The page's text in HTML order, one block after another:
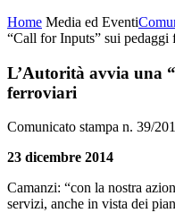
Home Media ed Eventi
“Call for Inputs” sui pedaggi
L’Autorità avvia una
ferroviari
Comunicato stampa n. 39/
23 dicembre 2014
Camanzi: “con la nostra
servizi, anche in vista dei